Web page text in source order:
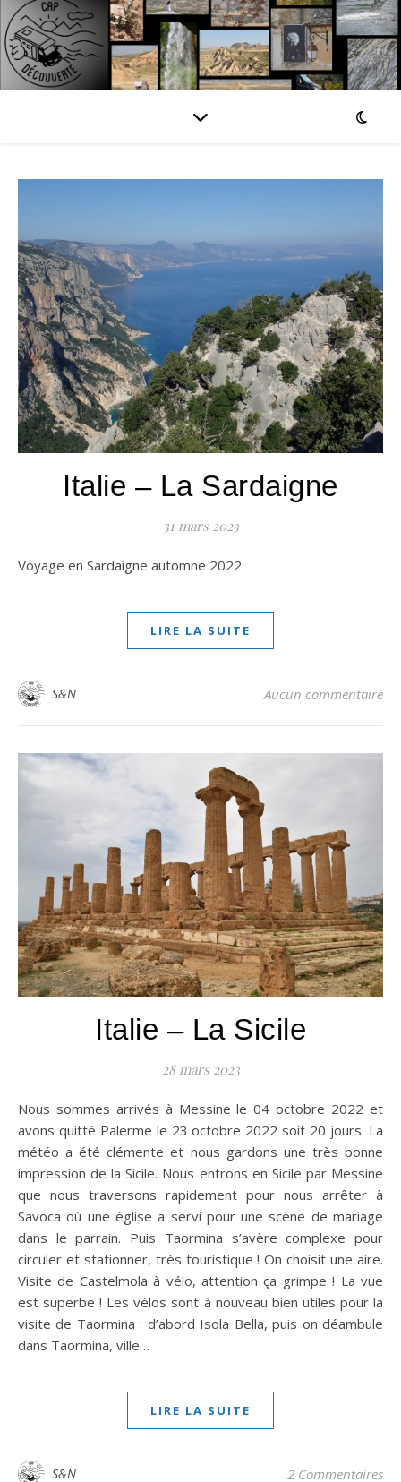
Italie – La Sardaigne
31 mars 2023
Voyage en Sardaigne automne 2022
LIRE LA SUITE
S&N Aucun commentaire
Italie – La Sicile
28 mars 2023
Nous sommes arrivés à Messine le 04 octobre 2022 et
avons quitté Palerme le 23 octobre 2022 soit 20 jours. La
météo a été clémente et nous gardons une très bonne
impression de la Sicile. Nous entrons en Sicile par Messine
que nous traversons rapidement pour nous arrêter à
Savoca où une église a servi pour une scène de mariage
dans le parrain. Puis Taormina s’avère complexe pour
circuler et stationner, très touristique ! On choisit une aire.
Visite de Castelmola à vélo, attention ça grimpe ! La vue
est superbe ! Les vélos sont à nouveau bien utiles pour la
visite de Taormina : d’abord Isola Bella, puis on déambule
dans Taormina, ville…
LIRE LA SUITE
S&N 2 Commentaires